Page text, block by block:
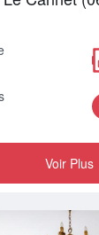
Voir Plus